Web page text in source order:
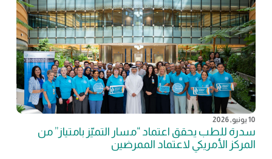
10 يونيو, 2026
سدرة للطب يحقق اعتماد “مسار التميّز بامتياز” من
المركز الأمريكي لاعتماد الممرضين